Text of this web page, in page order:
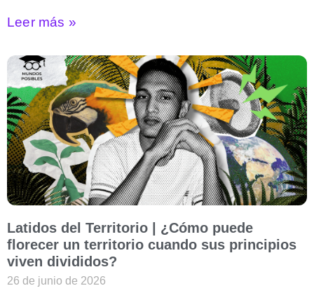
Leer más »
Latidos del Territorio | ¿Cómo puede
florecer un territorio cuando sus principios
viven divididos?
26 de junio de 2026